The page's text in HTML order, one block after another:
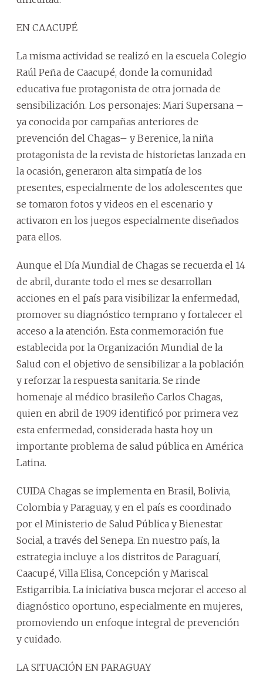
EN CAACUPÉ
La misma actividad se realizó en la escuela Colegio
Raúl Peña de Caacupé, donde la comunidad
educativa fue protagonista de otra jornada de
sensibilización. Los personajes: Mari Supersana –
ya conocida por campañas anteriores de
prevención del Chagas– y Berenice, la niña
protagonista de la revista de historietas lanzada en
la ocasión, generaron alta simpatía de los
presentes, especialmente de los adolescentes que
se tomaron fotos y videos en el escenario y
activaron en los juegos especialmente diseñados
para ellos.
Aunque el Día Mundial de Chagas se recuerda el 14
de abril, durante todo el mes se desarrollan
acciones en el país para visibilizar la enfermedad,
promover su diagnóstico temprano y fortalecer el
acceso a la atención. Esta conmemoración fue
establecida por la Organización Mundial de la
Salud con el objetivo de sensibilizar a la población
y reforzar la respuesta sanitaria. Se rinde
homenaje al médico brasileño Carlos Chagas,
quien en abril de 1909 identificó por primera vez
esta enfermedad, considerada hasta hoy un
importante problema de salud pública en América
Latina.
CUIDA Chagas se implementa en Brasil, Bolivia,
Colombia y Paraguay, y en el país es coordinado
por el Ministerio de Salud Pública y Bienestar
Social, a través del Senepa. En nuestro país, la
estrategia incluye a los distritos de Paraguarí,
Caacupé, Villa Elisa, Concepción y Mariscal
Estigarribia. La iniciativa busca mejorar el acceso al
diagnóstico oportuno, especialmente en mujeres,
promoviendo un enfoque integral de prevención
y cuidado.
LA SITUACIÓN EN PARAGUAY